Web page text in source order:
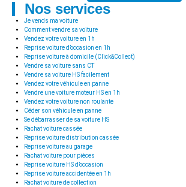
Nos services
Je vends ma voiture
Comment vendre sa voiture
Vendez votre voiture en 1h
Reprise voiture d’occasion en 1h
Reprise voiture à domicile (Click&Collect)
Vendre sa voiture sans CT
Vendre sa voiture HS facilement
Vendez votre véhicule en panne
Vendre une voiture moteur HS en 1h
Vendez votre voiture non roulante
Céder son véhicule en panne
Se débarrasser de sa voiture HS
Rachat voiture cassée
Reprise voiture distribution cassée
Reprise voiture au garage
Rachat voiture pour pièces
Reprise voiture HS d’occasion
Reprise voiture accidentée en 1h
Rachat voiture de collection